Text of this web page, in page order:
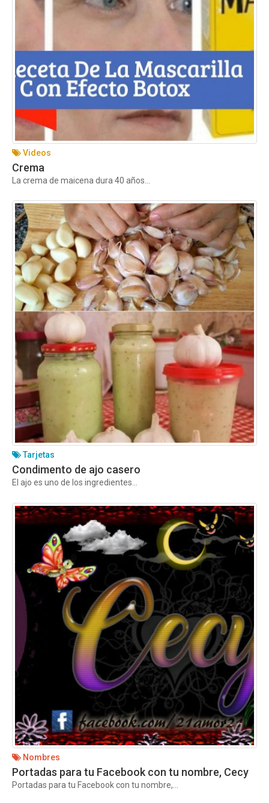
Videos
Crema
La crema de maicena dura 40 años...
Tarjetas
Condimento de ajo casero
El ajo es uno de los ingredientes...
Nombres
Portadas para tu Facebook con tu nombre, Cecy
Portadas para tu Facebook con tu nombre,...